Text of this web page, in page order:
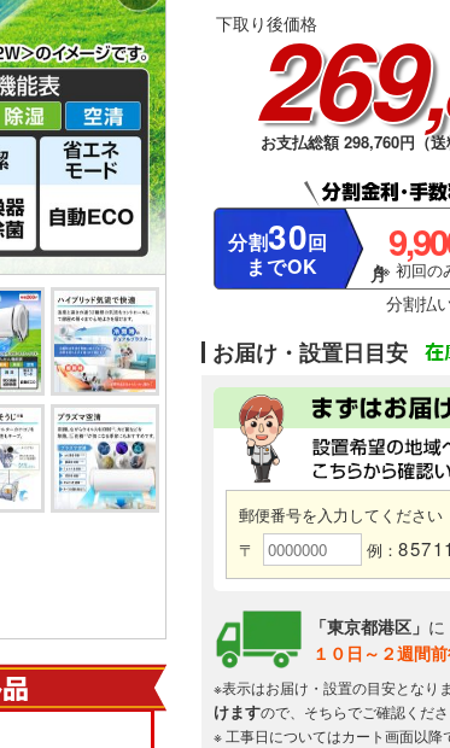
下取り後価格
269
お支払総額 298,760円（
分割30回
までOK
※ 初回の
分割払
お届け・設置日目安
郵便番号を入力してください
〒
例：
「東京都港区」 に
１０日～２週間
※表示はお届け・設置の目安となり
けますので、そちらでご確認くだ
※ 工事日についてはカート画面以降